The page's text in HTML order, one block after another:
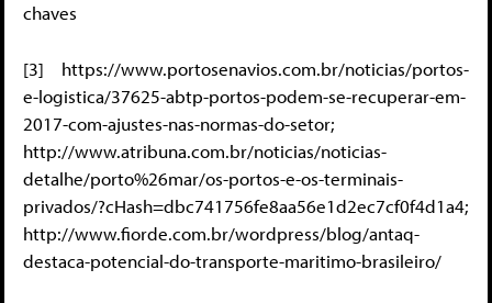
chaves
[3] https://www.portosenavios.com.br/noticias/portos-
e-logistica/37625-abtp-portos-podem-se-recuperar-em-
2017-com-ajustes-nas-normas-do-setor;
http://www.atribuna.com.br/noticias/noticias-
detalhe/porto%26mar/os-portos-e-os-terminais-
privados/?cHash=dbc741756fe8aa56e1d2ec7cf0f4d1a4;
http://www.fiorde.com.br/wordpress/blog/antaq-
destaca-potencial-do-transporte-maritimo-brasileiro/